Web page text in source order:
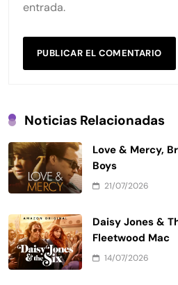
entrada.
Noticias Relacionadas
Love & Mercy,
Boys
21/07/2026
Daisy Jones &
Fleetwood Mac
14/07/2026